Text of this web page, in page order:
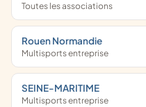
Toutes les associations
Rouen Normandie
Multisports entreprise
SEINE-MARITIME
Multisports entreprise